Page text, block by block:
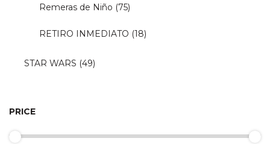
Remeras de Niño (75)
RETIRO INMEDIATO (18)
STAR WARS (49)
PRICE